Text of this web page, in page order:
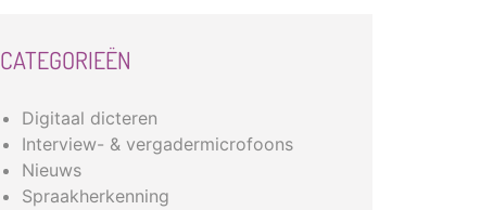
CATEGORIEËN
Digitaal dicteren
Interview- & vergadermicrofoons
Nieuws
Spraakherkenning